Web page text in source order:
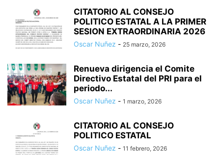
CITATORIO AL CONSEJO
POLITICO ESTATAL A LA PRIMER
SESION EXTRAORDINARIA 2026
Oscar Nuñez - 25 marzo, 2026
Renueva dirigencia el Comite
Directivo Estatal del PRI para el
periodo...
Oscar Nuñez - 1 marzo, 2026
CITATORIO AL CONSEJO
POLITICO ESTATAL
Oscar Nuñez - 11 febrero, 2026